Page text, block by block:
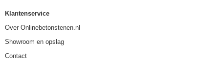
Klantenservice
Over Onlinebetonstenen.nl
Showroom en opslag
Contact